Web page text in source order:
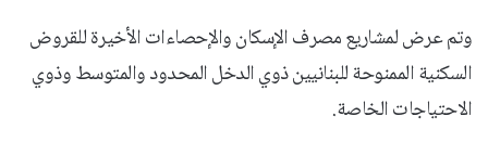
وتم عرض لمشاريع مصرف الإسكان والإحصاءات الأخيرة للقروض
السكنية الممنوحة للبنانيين ذوي الدخل المحدود والمتوسط وذوي
الاحتياجات الخاصة.